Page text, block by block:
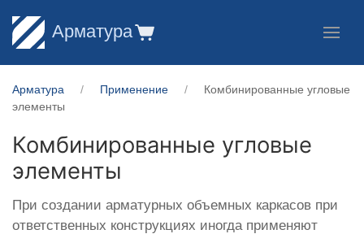
Арматура
Арматура Применение
Комбинированные угловые
элементы
Комбинированные угловые
элементы
При создании арматурных объемных каркасов при
ответственных конструкциях иногда применяют